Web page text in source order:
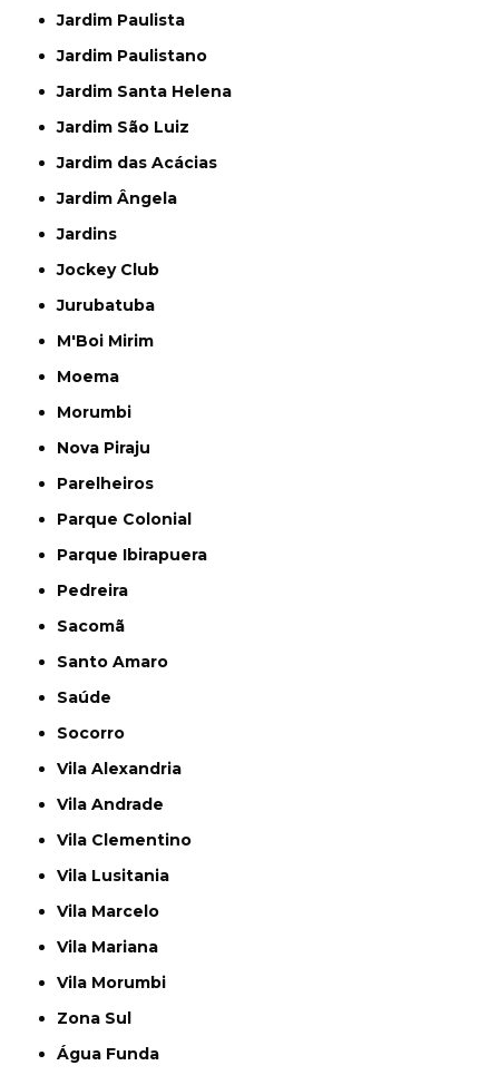
Jardim Paulista
Jardim Paulistano
Jardim Santa Helena
Jardim São Luiz
Jardim das Acácias
Jardim Ângela
Jardins
Jockey Club
Jurubatuba
M'Boi Mirim
Moema
Morumbi
Nova Piraju
Parelheiros
Parque Colonial
Parque Ibirapuera
Pedreira
Sacomã
Santo Amaro
Saúde
Socorro
Vila Alexandria
Vila Andrade
Vila Clementino
Vila Lusitania
Vila Marcelo
Vila Mariana
Vila Morumbi
Zona Sul
Água Funda